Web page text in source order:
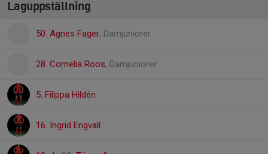
Laguppställning
50. Agnes Fager, Damjuniorer
28. Cornelia Roos, Damjuniorer
5. Filippa Hildén
16. Ingrid Engvall